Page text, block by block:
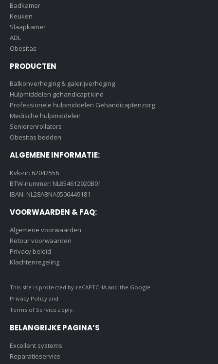
Badkamer
Keuken
Slaapkamer
ADL
Obesitas
PRODUCTEN
Balkonverhoging & galerijverhoging
Hulpmiddelen gehandicapt kind
Professionele hulpmiddelen Gehandicaptenzorg
Medische hulpmiddelen
Seniorenrollators
Obesitas bedden
ALGEMENE INFORMATIE:
Kvk-nr: 62042556
BTW-nummer: NL854612920B01
IBAN: NL28ABNA0506449181
VOORWAARDEN & FAQ:
Algemene voorwaarden
Retour voorwaarden
Privacy beleid
Klachtenregeling
This site is protected by reCAPTCHA and the Google
Privacy Policyand
Terms of Service apply.
BELANGRIJKE PAGINA’S
Excellent systems
Reparatieservice